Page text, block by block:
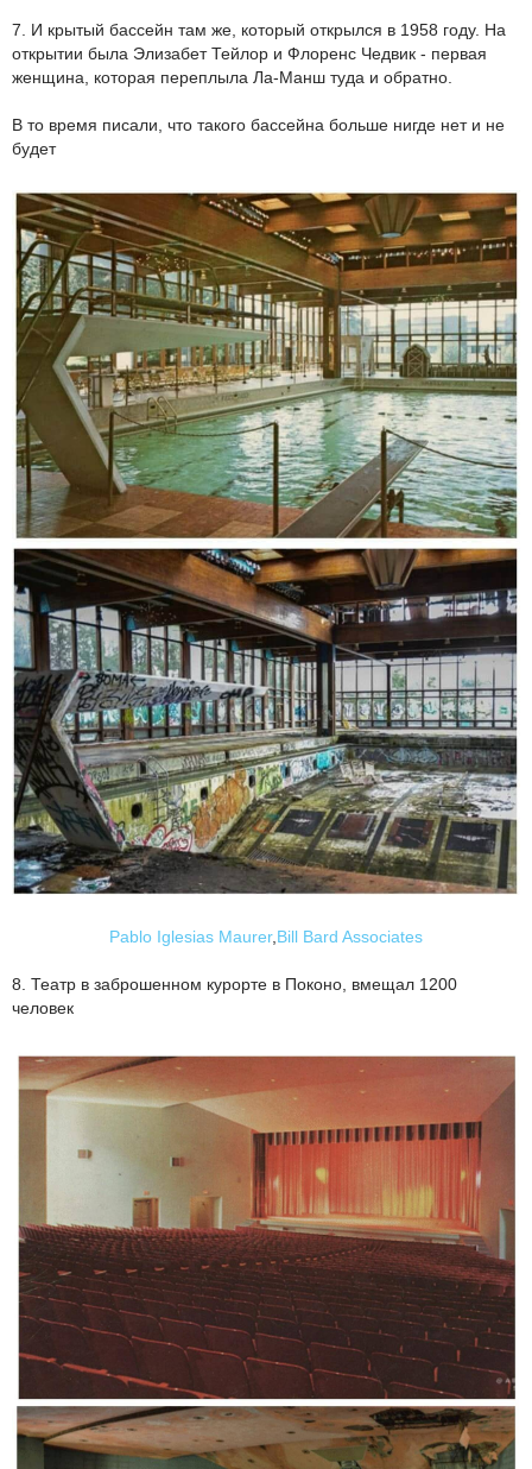
7. И крытый бассейн там же, который открылся в 1958 году. На
открытии была Элизабет Тейлор и Флоренс Чедвик - первая
женщина, которая переплыла Ла-Манш туда и обратно.
В то время писали, что такого бассейна больше нигде нет и не
будет
Pablo Iglesias Maurer, Bill Bard Associates
8. Театр в заброшенном курорте в Поконо, вмещал 1200
человек